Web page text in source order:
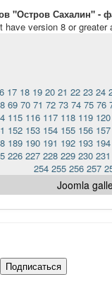
"Остров Сахалин" -
version 8 or
17 18 19 20 21 22 23 24
69 70 71 72 73 74 75 76
115 116 117 118 119 120
152 153 154 155 156 157
189 190 191 192 193 194
226 227 228 229 230 231
254 255 256 257
Joomla
Подписаться